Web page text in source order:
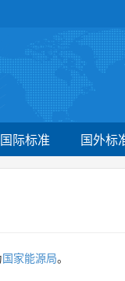
国际标准 国外标
国家能源局。